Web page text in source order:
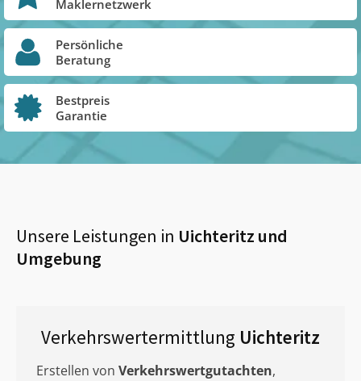
Maklernetzwerk
Persönliche
Beratung
Bestpreis
Garantie
Unsere Leistungen in Uichteritz und
Umgebung
Verkehrswertermittlung Uichteritz
Erstellen von Verkehrswertgutachten,